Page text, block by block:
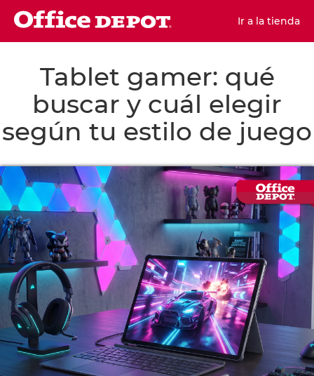
Ir a la tienda
Tablet gamer: qué
buscar y cuál elegir
según tu estilo de juego